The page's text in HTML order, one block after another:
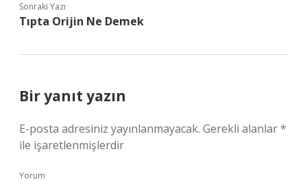
Sonraki Yazı
Tıpta Orijin Ne Demek
Bir yanıt yazın
E-posta adresiniz yayınlanmayacak. Gerekli alanlar*
ile işaretlenmişlerdir
Yorum